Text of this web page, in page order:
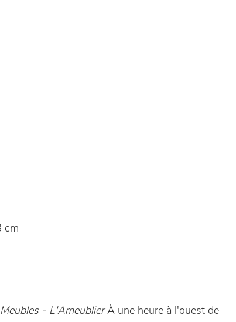
cm
- L'AmeublierÀ une heure à l'ouest de